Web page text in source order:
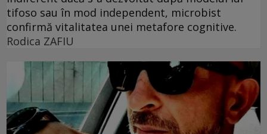
tifoso sau în mod independent, microbist
confirmă vitalitatea unei metafore cognitive.
Rodica ZAFIU